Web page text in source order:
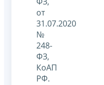
от
31.07.2020
№
248-
ФЗ,
КоАП
РФ.